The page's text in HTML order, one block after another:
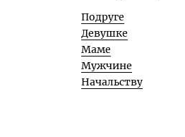
Подруге
Девушке
Маме
Мужчине
Начальству